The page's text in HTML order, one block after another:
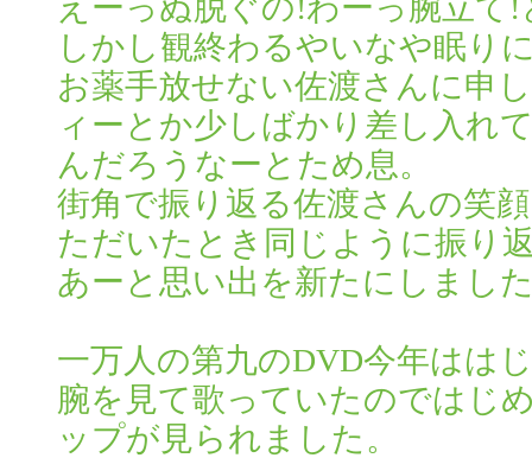
えーっぬ脱ぐの!わーっ腕立て
しかし観終わるやいなや眠り
お薬手放せない佐渡さんに申
ィーとか少しばかり差し入れ
んだろうなーとため息。
街角で振り返る佐渡さんの笑
ただいたとき同じように振り
あーと思い出を新たにしまし
一万人の第九のDVD今年はは
腕を見て歌っていたのではじ
ップが見られました。